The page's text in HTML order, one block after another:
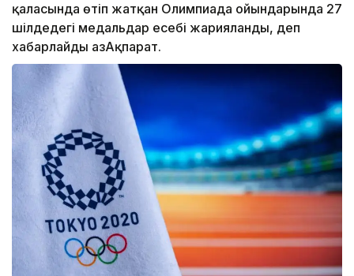
қаласында өтіп жатқан Олимпиада ойындарында 27
шілдедегі медальдар есебі жарияланды, деп
хабарлайды ҚазАқпарат.